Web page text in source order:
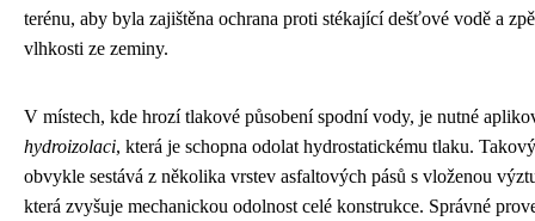
terénu, aby byla zajištěna ochrana proti stékající dešťové vodě a
vlhkosti ze zeminy.
V místech, kde hrozí tlakové působení spodní vody, je nutné
hydroizolaci, která je schopna odolat hydrostatickému tlaku.
obvykle sestává z několika vrstev asfaltových pásů s vloženou
která zvyšuje mechanickou odolnost celé konstrukce. Správné